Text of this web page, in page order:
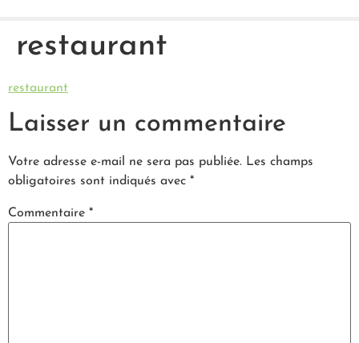
restaurant
restaurant
Laisser un commentaire
Votre adresse e-mail ne sera pas publiée. Les champs
obligatoires sont indiqués avec *
Commentaire *